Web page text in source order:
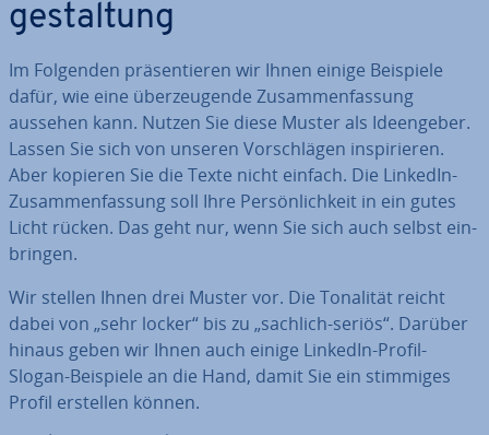
ge­stal­tung
Im Folgenden prä­sen­tie­ren wir Ihnen einige Beispiele
dafür, wie eine über­zeu­gen­de Zu­sam­men­fas­sung
aussehen kann. Nutzen Sie diese Muster als Ideen­ge­ber.
Lassen Sie sich von unseren Vor­schlä­gen in­spi­rie­ren.
Aber kopieren Sie die Texte nicht einfach. Die LinkedIn-
Zu­sam­men­fas­sung soll Ihre Per­sön­lich­keit in ein gutes
Licht rücken. Das geht nur, wenn Sie sich auch selbst ein­
brin­gen.
Wir stellen Ihnen drei Muster vor. Die Tonalität reicht
dabei von „sehr locker“ bis zu „sachlich-seriös“. Darüber
hinaus geben wir Ihnen auch einige LinkedIn-Profil-
Slogan-Beispiele an die Hand, damit Sie ein stimmiges
Profil erstellen können.